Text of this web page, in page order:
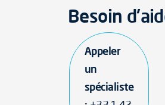
Besoin
Appeler
un
spécialiste